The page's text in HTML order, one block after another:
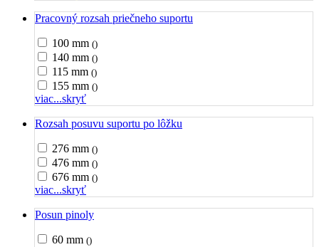
Pracovný rozsah priečneho suportu
100 mm ()
140 mm ()
115 mm ()
155 mm ()
viac...skryť
Rozsah posuvu suportu po lôžku
276 mm ()
476 mm ()
676 mm ()
viac...skryť
Posun pinoly
60 mm ()